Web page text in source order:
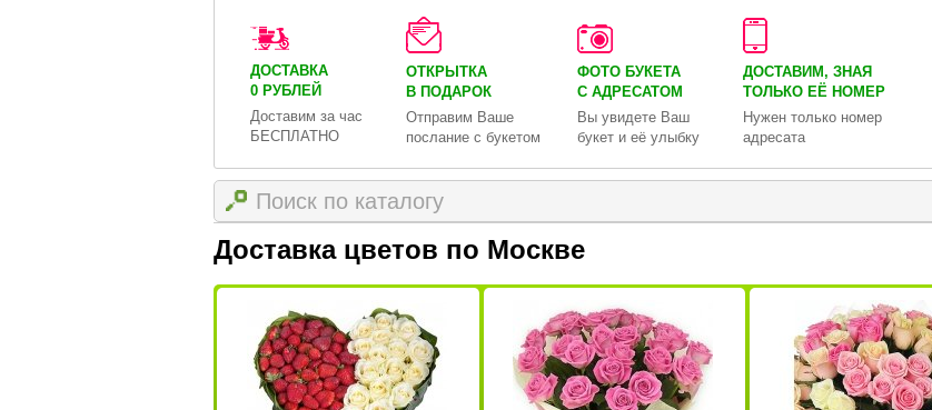
ДОСТАВКА
0 РУБЛЕЙ
Доставим за час
БЕСПЛАТНО
ОТКРЫТКА
В ПОДАРОК
Отправим Ваше
послание с букетом
ФОТО БУКЕТА
С АДРЕСАТОМ
Вы увидете Ваш
букет и её улыбку
ДОСТАВИМ, ЗНАЯ
ТОЛЬКО ЕЁ НОМЕР
Нужен только номер
адресата
Доставка цветов по Москве